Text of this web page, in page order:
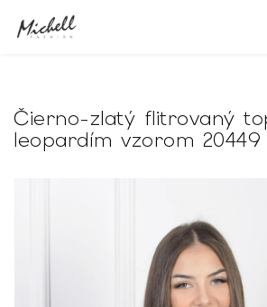
Čierno-zlatý flitrovaný
leopardím vzorom 20449